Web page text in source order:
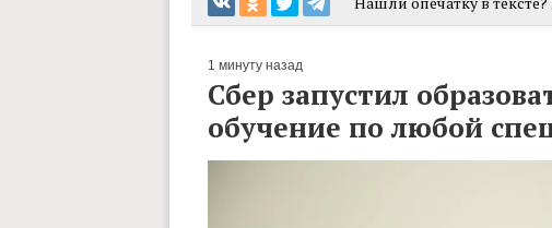
1 минуту назад
Сбер запустил
обучение по любой